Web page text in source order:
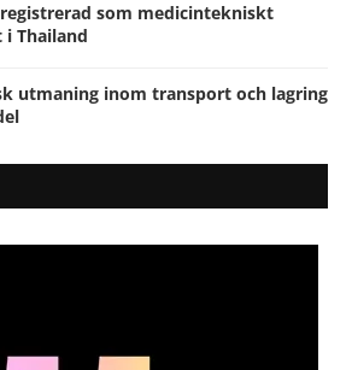
som medicintekniskt
Thailand
utmaning inom transport och lagring